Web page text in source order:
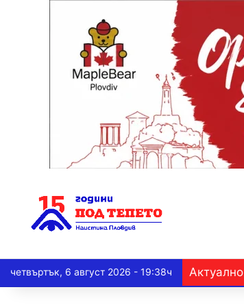
четвъртък, 6 август 2026 - 19:38ч Актуално